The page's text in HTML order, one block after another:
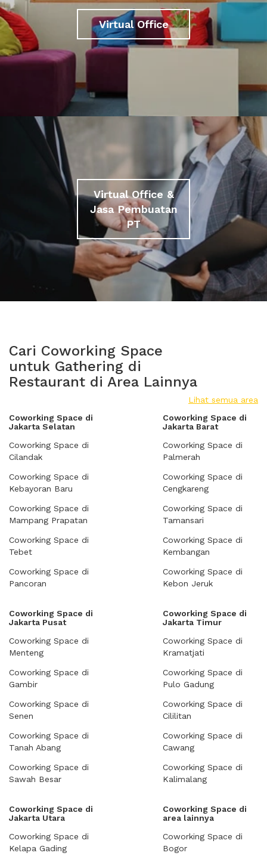
Virtual Office
Virtual Office &
Jasa Pembuatan
PT
Cari Coworking Space
untuk Gathering di
Restaurant di Area Lainnya
Lihat semua area
Coworking Space di
Jakarta Selatan
Coworking Space di
Cilandak
Coworking Space di
Kebayoran Baru
Coworking Space di
Mampang Prapatan
Coworking Space di
Tebet
Coworking Space di
Pancoran
Coworking Space di
Jakarta Barat
Coworking Space di
Palmerah
Coworking Space di
Cengkareng
Coworking Space di
Tamansari
Coworking Space di
Kembangan
Coworking Space di
Kebon Jeruk
Coworking Space di
Jakarta Pusat
Coworking Space di
Menteng
Coworking Space di
Gambir
Coworking Space di
Senen
Coworking Space di
Tanah Abang
Coworking Space di
Sawah Besar
Coworking Space di
Jakarta Timur
Coworking Space di
Kramatjati
Coworking Space di
Pulo Gadung
Coworking Space di
Cililitan
Coworking Space di
Cawang
Coworking Space di
Kalimalang
Coworking Space di
Jakarta Utara
Coworking Space di
Kelapa Gading
Coworking Space di
area lainnya
Coworking Space di
Bogor